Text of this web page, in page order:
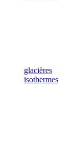
glacières
isothermes